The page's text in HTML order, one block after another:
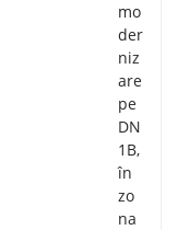
mo
der
niz
are
pe
DN
1B,
în
zo
na